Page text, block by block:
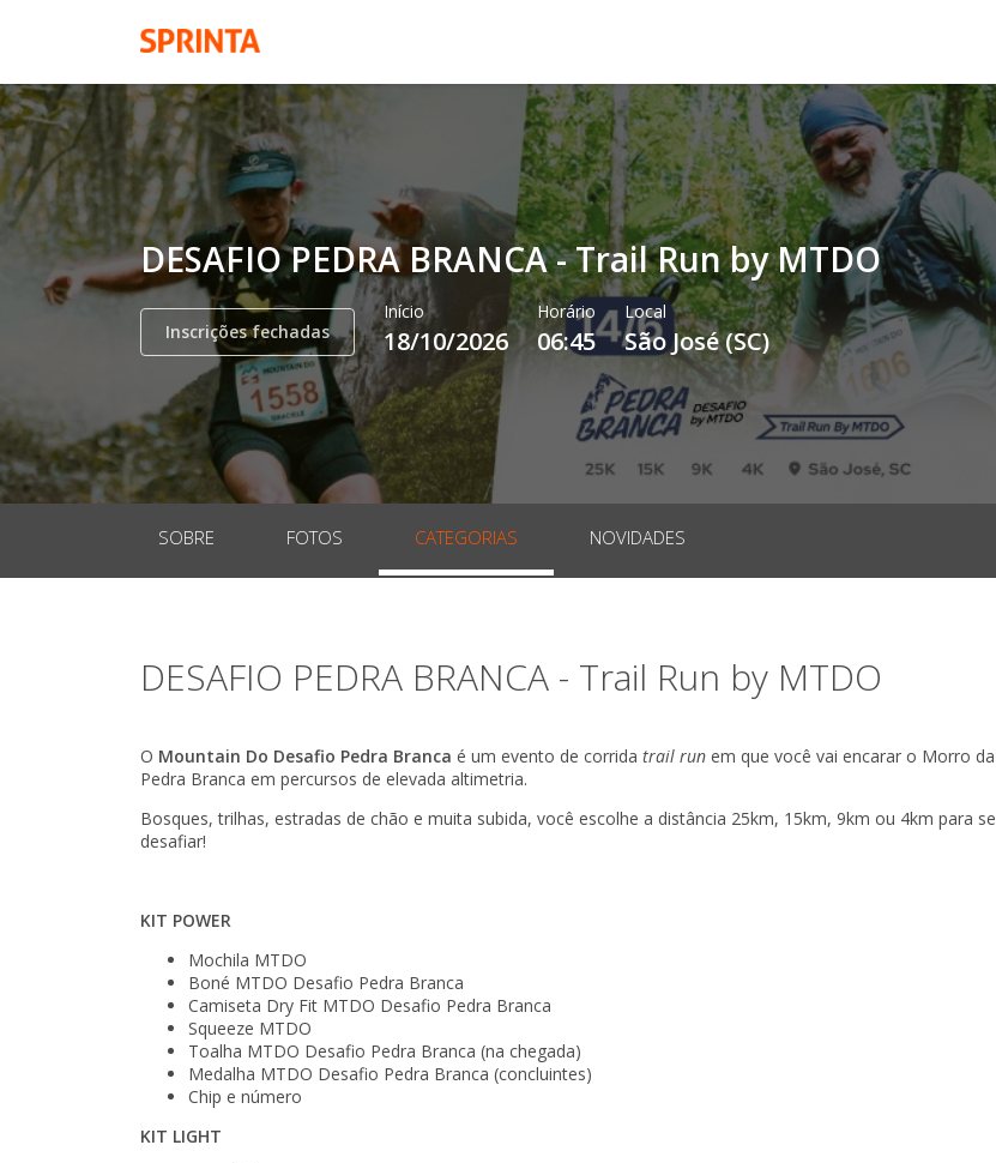
DESAFIO PEDRA BRANCA - Trail Run by MTDO
Inscrições fechadas
Início
18/10/2026
Horário
06:45
Local
São José(SC)
SOBRE FOTOS CATEGORIAS NOVIDADES
DESAFIO PEDRA BRANCA - Trail Run by MTDO
O Mountain Do Desafio Pedra Branca é um evento de corrida trail run em que você vai encarar o Morro da
Pedra Branca em percursos de elevada altimetria.
Bosques, trilhas, estradas de chão e muita subida, você escolhe a distância 25km, 15km, 9km ou 4km para se
desafiar!
KIT POWER
Mochila MTDO
Boné MTDO Desafio Pedra Branca
Camiseta Dry Fit MTDO Desafio Pedra Branca
Squeeze MTDO
Toalha MTDO Desafio Pedra Branca (na chegada)
Medalha MTDO Desafio Pedra Branca (concluintes)
Chip e número
KIT LIGHT